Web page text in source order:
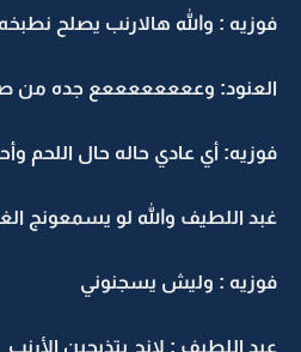
فوزيه : والله هالارنب يصلح
العنود: وععععععععع جده من
فوزيه: أي عادي حاله حال اللحم
غبد اللطيف والله لو يسمعونج
فوزيه : وليش يسجنوني
عبد اللطيف : لانج بتذبجين الأرنب